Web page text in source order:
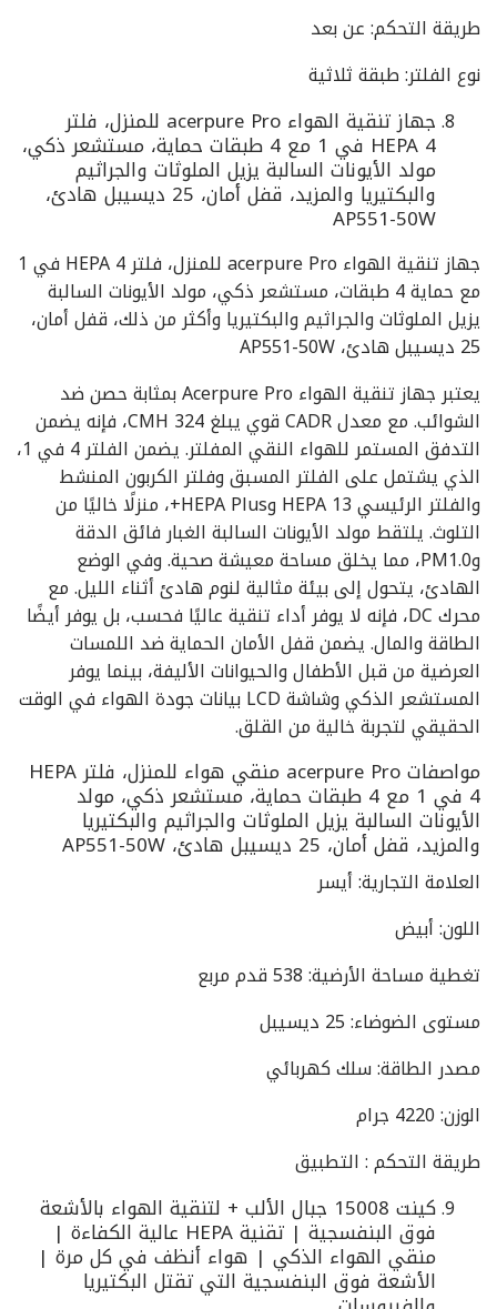
طريقة التحكم: عن بعد
نوع الفلتر: طبقة ثلاثية
جهاز تنقية الهواء acerpure Pro للمنزل، فلتر
HEPA 4 في 1 مع 4 طبقات حماية، مستشعر ذكي،
مولد الأيونات السالبة يزيل الملوثات والجراثيم
والبكتيريا والمزيد، قفل أمان، 25 ديسيبل هادئ،
AP551-50W
جهاز تنقية الهواء acerpure Pro للمنزل، فلتر HEPA 4 في 1
مع حماية 4 طبقات، مستشعر ذكي، مولد الأيونات السالبة
يزيل الملوثات والجراثيم والبكتيريا وأكثر من ذلك، قفل أمان،
25 ديسيبل هادئ، AP551-50W
يعتبر جهاز تنقية الهواء Acerpure Pro بمثابة حصن ضد
الشوائب. مع معدل CADR قوي يبلغ 324 CMH، فإنه يضمن
التدفق المستمر للهواء النقي المفلتر. يضمن الفلتر 4 في 1،
الذي يشتمل على الفلتر المسبق وفلتر الكربون المنشط
والفلتر الرئيسي HEPA 13 وHEPA Plus+، منزلًا خاليًا من
التلوث. يلتقط مولد الأيونات السالبة الغبار فائق الدقة
وPM1.0، مما يخلق مساحة معيشة صحية. وفي الوضع
الهادئ، يتحول إلى بيئة مثالية لنوم هادئ أثناء الليل. مع
محرك DC، فإنه لا يوفر أداء تنقية عاليًا فحسب، بل يوفر أيضًا
الطاقة والمال. يضمن قفل الأمان الحماية ضد اللمسات
العرضية من قبل الأطفال والحيوانات الأليفة، بينما يوفر
المستشعر الذكي وشاشة LCD بيانات جودة الهواء في الوقت
الحقيقي لتجربة خالية من القلق.
مواصفات acerpure Pro منقي هواء للمنزل، فلتر HEPA
4 في 1 مع 4 طبقات حماية، مستشعر ذكي، مولد
الأيونات السالبة يزيل الملوثات والجراثيم والبكتيريا
والمزيد، قفل أمان، 25 ديسيبل هادئ، AP551-50W
العلامة التجارية: أيسر
اللون: أبيض
تغطية مساحة الأرضية: 538 قدم مربع
مستوى الضوضاء: 25 ديسيبل
مصدر الطاقة: سلك كهربائي
الوزن: 4220 جرام
طريقة التحكم : التطبيق
كينت 15008 جبال الألب + لتنقية الهواء بالأشعة
فوق البنفسجية | تقنية HEPA عالية الكفاءة |
منقي الهواء الذكي | هواء أنظف في كل مرة |
الأشعة فوق البنفسجية التي تقتل البكتيريا